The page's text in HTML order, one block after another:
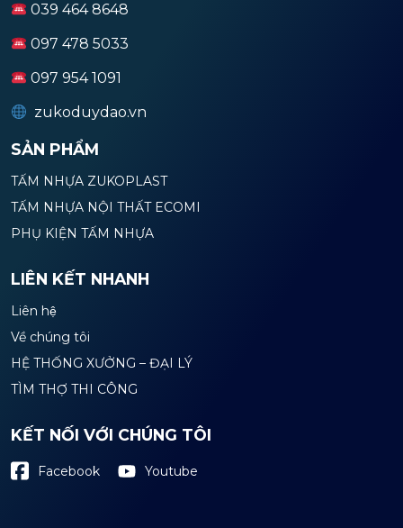
039 464 8648
097 478 5033
097 954 1091
zukoduydao.vn
SẢN PHẨM
TẤM NHỰA ZUKOPLAST
TẤM NHỰA NỘI THẤT ECOMI
PHỤ KIỆN TẤM NHỰA
LIÊN KẾT NHANH
Liên hệ
Về chúng tôi
HỆ THỐNG XƯỞNG – ĐẠI LÝ
TÌM THỢ THI CÔNG
KẾT NỐI VỚI CHÚNG TÔI
Facebook Youtube